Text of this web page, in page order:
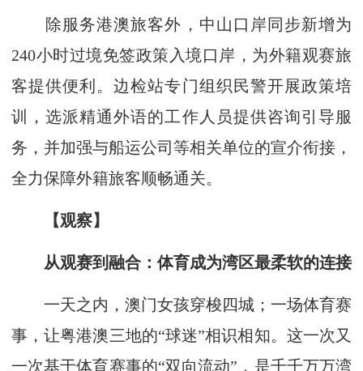
除服务港澳旅客外，中山口岸同步新增为
240小时过境免签政策入境口岸，为外籍观赛旅
客提供便利。边检站专门组织民警开展政策培
训，选派精通外语的工作人员提供咨询引导服
务，并加强与船运公司等相关单位的宣介衔接，
全力保障外籍旅客顺畅通关。
【观察】
从观赛到融合：体育成为湾区最柔软的连接
一天之内，澳门女孩穿梭四城；一场体育赛
事，让粤港澳三地的“球迷”相识相知。这一次又
一次基于体育赛事的“双向流动”，是千千万万湾